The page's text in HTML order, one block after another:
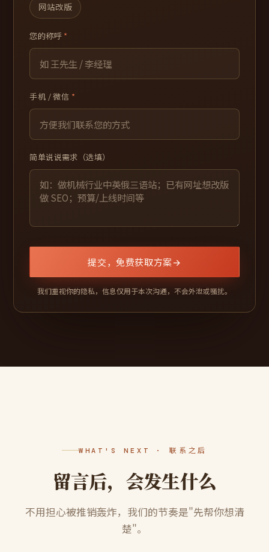
网站改版
您的称呼 *
手机 / 微信 *
简单说说需求（选填）
提交，免费获取方案→
我们重视你的隐私，信息仅用于本次沟通，不会外泄或骚扰。
WHAT'S NEXT · 联系之后
留言后，会发生什么
不用担心被推销轰炸，我们的节奏是"先帮你想清
楚"。